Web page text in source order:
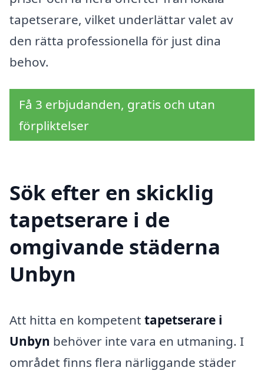
tapetserare, vilket underlättar valet av
den rätta professionella för just dina
behov.
Få 3 erbjudanden, gratis och utan
förpliktelser
Sök efter en skicklig
tapetserare i de
omgivande städerna
Unbyn
Att hitta en kompetent tapetserare i
Unbyn behöver inte vara en utmaning. I
området finns flera närliggande städer